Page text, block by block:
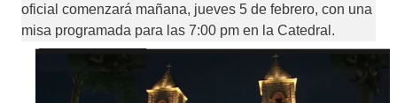
oficial comenzará mañana, jueves 5 de febrero, con una
misa programada para las 7:00 pm en la Catedral.